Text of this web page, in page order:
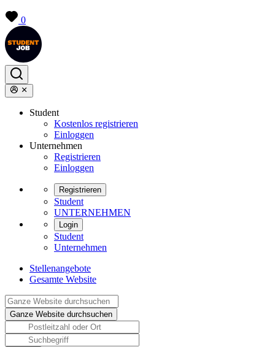
0
Student
Kostenlos registrieren
Einloggen
Unternehmen
Registrieren
Einloggen
Registrieren
Student
UNTERNEHMEN
Login
Student
Unternehmen
Stellenangebote
Gesamte Website